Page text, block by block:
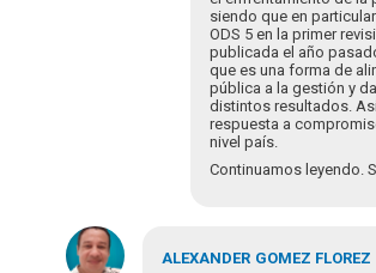
siendo que en
ODS 5 en la primer
publicada el año
que es una forma de
pública a la gestión y
distintos resultados.
respuesta a
nivel país.
Continuamos leyendo.
respuesta
ALEXANDER GOMEZ FLOREZ